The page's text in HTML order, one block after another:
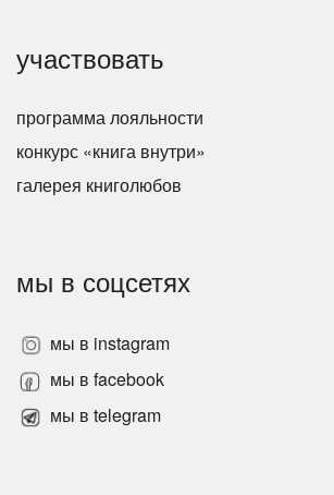
участвовать
программа лояльности
конкурс «книга внутри»
галерея книголюбов
мы в соцсетях
мы в instagram
мы в facebook
мы в telegram